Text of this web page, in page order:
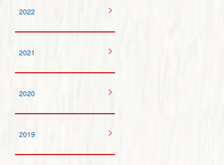
2022
2021
2020
2019